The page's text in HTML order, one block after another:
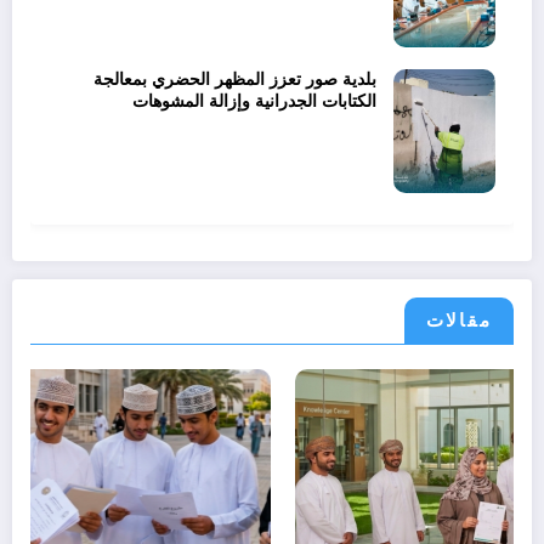
بلدية صور تعزز المظهر الحضري بمعالجة
الكتابات الجدرانية وإزالة المشوهات
مقالات